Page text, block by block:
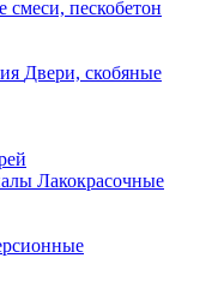
пескобетон
Двери, скобяные
Лакокрасочные